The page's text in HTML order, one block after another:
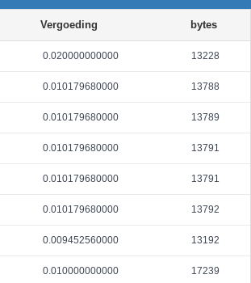
Vergoeding bytes
0.020000000000 13228
0.010179680000 13788
0.010179680000 13789
0.010179680000 13791
0.010179680000 13791
0.010179680000 13792
0.009452560000 13192
0.010000000000 17239